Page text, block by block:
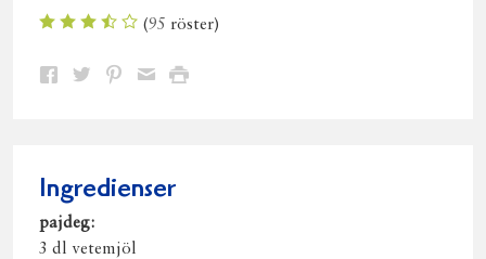
(95 röster)
Dela Dela Dela DelaSkriv
Ingredienser
pajdeg:
3 dl vetemjöl